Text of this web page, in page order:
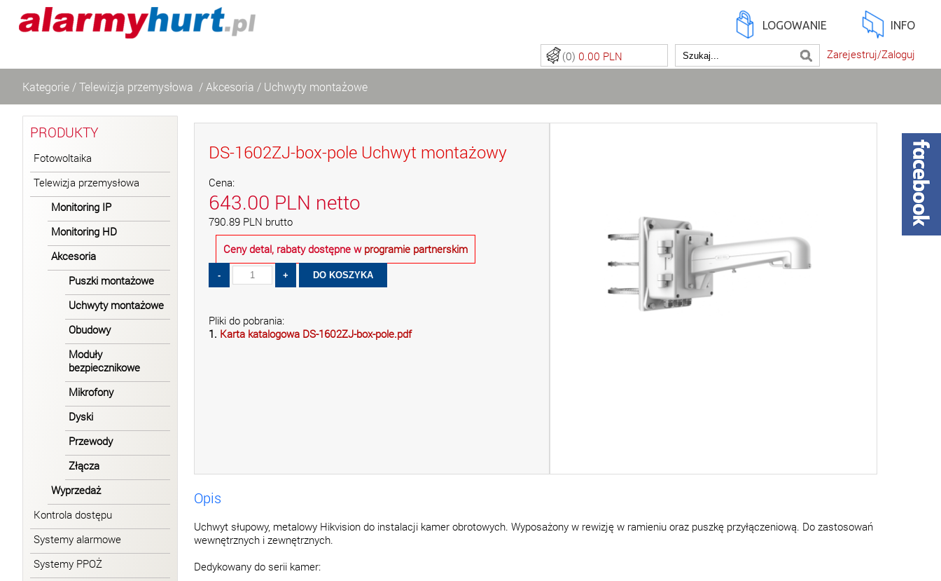
LOGOWANIE INFO
Zarejestruj/Zaloguj
(0) 0.00 PLN
Kategorie /Telewizja przemysłowa / Akcesoria / Uchwyty montażowe
PRODUKTY
Fotowoltaika
Telewizja przemysłowa
Monitoring IP
Monitoring HD
Akcesoria
Puszki montażowe
Uchwyty montażowe
Obudowy
Moduły
bezpiecznikowe
Mikrofony
Dyski
Przewody
Złącza
Wyprzedaż
Kontrola dostępu
Systemy alarmowe
Systemy PPOŻ
DS-1602ZJ-box-pole Uchwyt montażowy
Cena:
643.00 PLN netto
790.89 PLN brutto
Ceny detal, rabaty dostępne w programie partnerskim
Pliki do pobrania:
1. Karta katalogowa DS-1602ZJ-box-pole.pdf
Opis
Uchwyt słupowy, metalowy Hikvision do instalacji kamer obrotowych. Wyposażony w rewizję w ramieniu oraz puszkę przyłączeniową. Do zastosowań
wewnętrznych i zewnętrznych.
Dedykowany do serii kamer: